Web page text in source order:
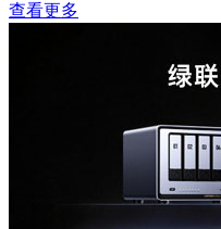
查看更多